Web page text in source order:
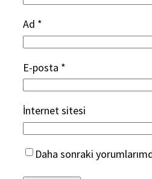
Ad *
E-posta *
İnternet sitesi
Daha sonraki